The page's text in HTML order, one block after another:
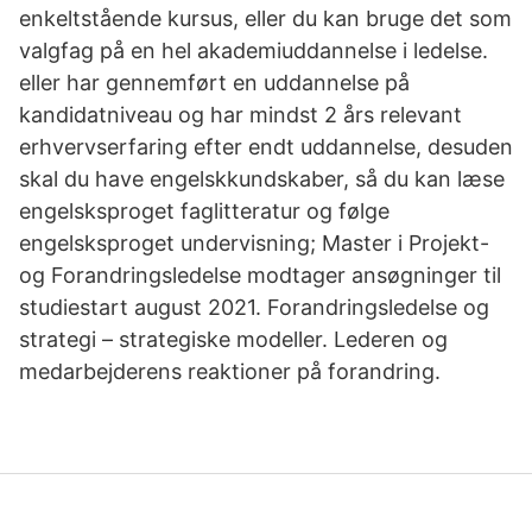
enkeltstående kursus, eller du kan bruge det som
valgfag på en hel akademiuddannelse i ledelse.
eller har gennemført en uddannelse på
kandidatniveau og har mindst 2 års relevant
erhvervserfaring efter endt uddannelse, desuden
skal du have engelskkundskaber, så du kan læse
engelsksproget faglitteratur og følge
engelsksproget undervisning; Master i Projekt-
og Forandringsledelse modtager ansøgninger til
studiestart august 2021. Forandringsledelse og
strategi – strategiske modeller. Lederen og
medarbejderens reaktioner på forandring.